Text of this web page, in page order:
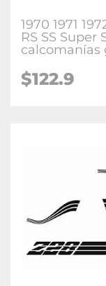
1970 1971
RS SS
calcomanías
$122.9